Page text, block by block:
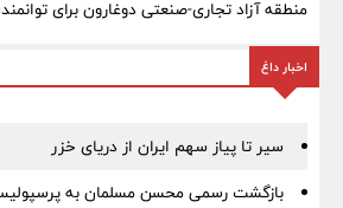
منطقه آزاد تجاری-صنعتی دوغارون برای
اخبار داغ
سیر تا پیاز سهم ایران از دریای خزر
بازگشت رسمی محسن مسلمان به